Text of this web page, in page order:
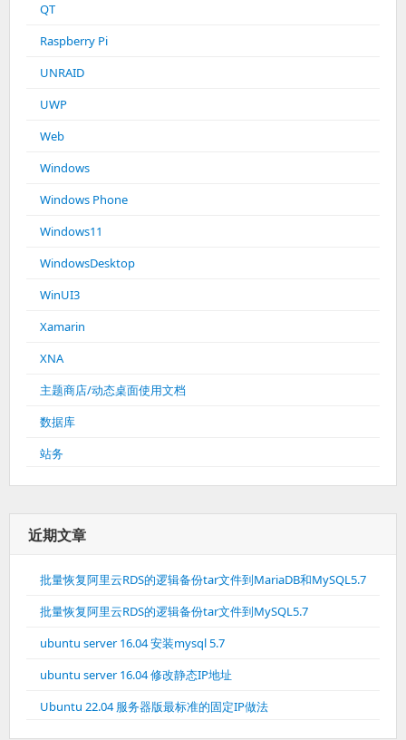
QT
Raspberry Pi
UNRAID
UWP
Web
Windows
Windows Phone
Windows11
WindowsDesktop
WinUI3
Xamarin
XNA
主题商店/动态桌面使用文档
数据库
站务
近期文章
批量恢复阿里云RDS的逻辑备份tar文件到MariaDB和MySQL5.7
批量恢复阿里云RDS的逻辑备份tar文件到MySQL5.7
ubuntu server 16.04 安装mysql 5.7
ubuntu server 16.04 修改静态IP地址
Ubuntu 22.04 服务器版最标准的固定IP做法